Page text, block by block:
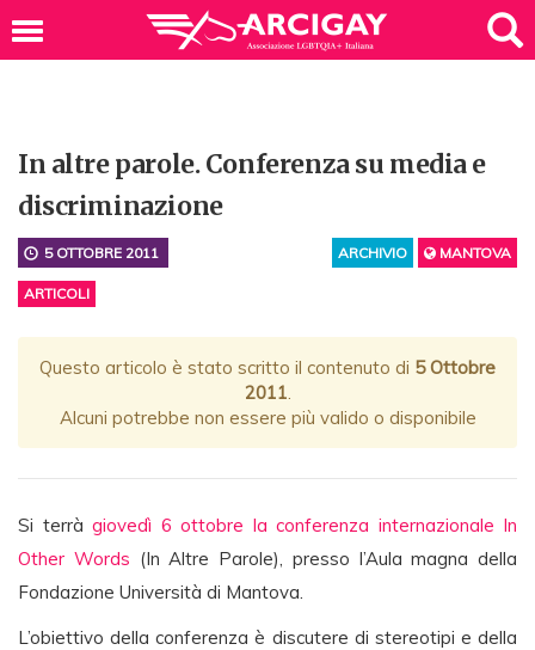
In altre parole. Conferenza su media e
discriminazione
ARCHIVIO MANTOVA
5 OTTOBRE 2011
ARTICOLI
Questo articolo è stato scritto il contenuto di 5 Ottobre
2011.
Alcuni potrebbe non essere più valido o disponibile
Si terrà giovedì 6 ottobre la conferenza internazionale In
Other Words (In Altre Parole), presso l’Aula magna della
Fondazione Università di Mantova.
L’obiettivo della conferenza è discutere di stereotipi e della